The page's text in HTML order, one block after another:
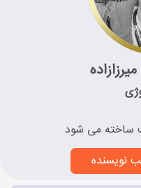
ساخته می شود
نویسنده